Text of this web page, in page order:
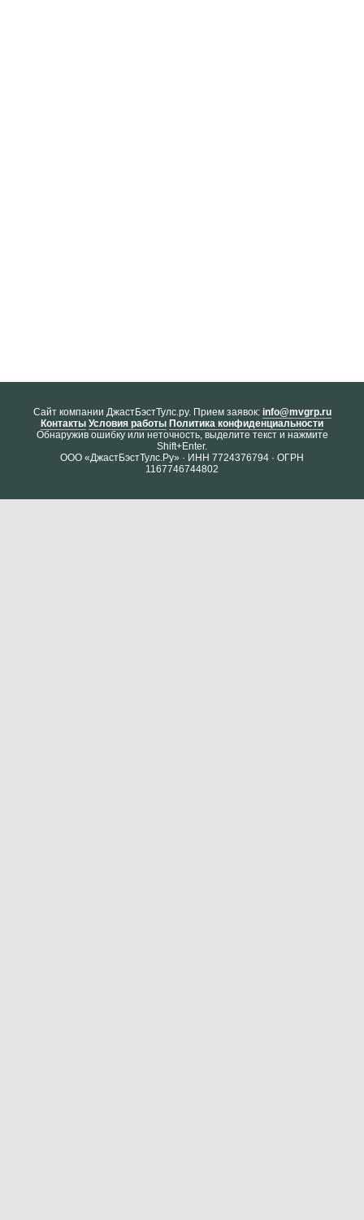
Cайт компании ДжастБэстТулс.ру. Прием заявок: info@mvgrp.ru
Контакты Условия работы Политика конфиденциальности
Обнаружив ошибку или неточность, выделите текст и нажмите
Shift+Enter.
ООО «ДжастБэстТулс.Ру» · ИНН 7724376794 · ОГРН
1167746744802